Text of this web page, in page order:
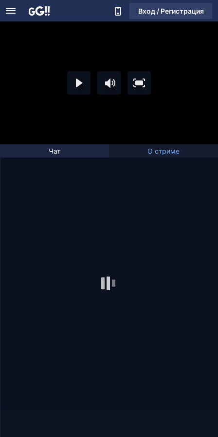
Вход / Регистрация
Чат О стриме